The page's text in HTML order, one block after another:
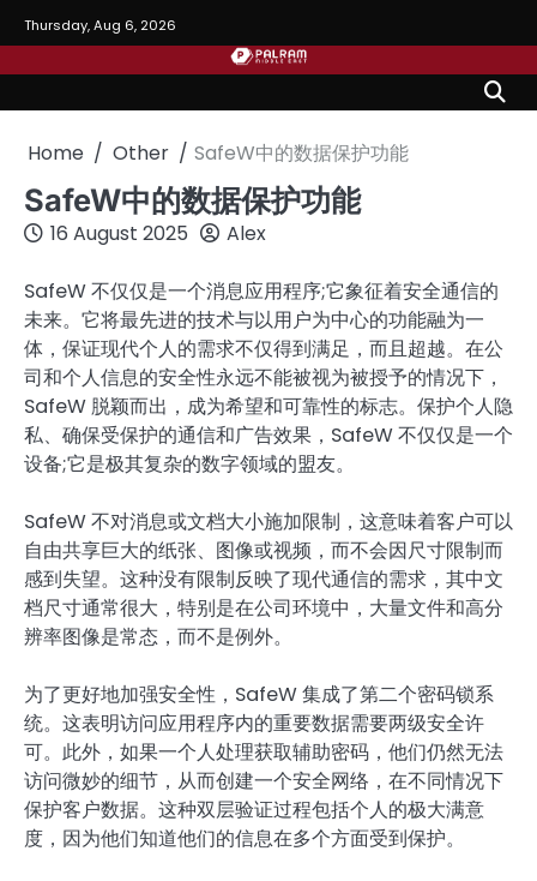
to
content
Thursday, Aug 6, 2026
Home Other SafeW中的数据保护功能
SafeW中的数据保护功能
16 August 2025 Alex
SafeW 不仅仅是一个消息应用程序;它象征着安全通信的
未来。它将最先进的技术与以用户为中心的功能融为一
体，保证现代个人的需求不仅得到满足，而且超越。在公
司和个人信息的安全性永远不能被视为被授予的情况下，
SafeW 脱颖而出，成为希望和可靠性的标志。保护个人隐
私、确保受保护的通信和广告效果，SafeW 不仅仅是一个
设备;它是极其复杂的数字领域的盟友。
SafeW 不对消息或文档大小施加限制，这意味着客户可以
自由共享巨大的纸张、图像或视频，而不会因尺寸限制而
感到失望。这种没有限制反映了现代通信的需求，其中文
档尺寸通常很大，特别是在公司环境中，大量文件和高分
辨率图像是常态，而不是例外。
为了更好地加强安全性，SafeW 集成了第二个密码锁系
统。这表明访问应用程序内的重要数据需要两级安全许
可。此外，如果一个人处理获取辅助密码，他们仍然无法
访问微妙的细节，从而创建一个安全网络，在不同情况下
保护客户数据。这种双层验证过程包括个人的极大满意
度，因为他们知道他们的信息在多个方面受到保护。